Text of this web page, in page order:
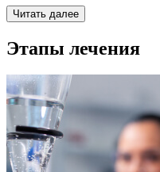
Читать далее
Этапы лечения